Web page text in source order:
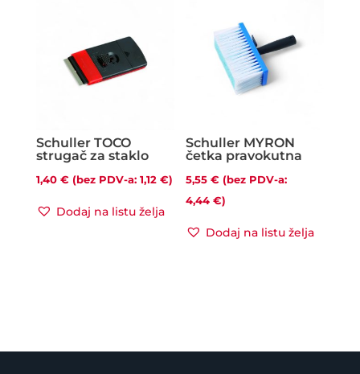
Schuller TOCO
strugač za staklo
1,40 € (bez PDV-a: 1,12 €)
Dodaj na listu želja
Schuller MYRON
četka pravokutna
5,55€ (bez PDV-a:
4,44€)
Dodaj na listu želja